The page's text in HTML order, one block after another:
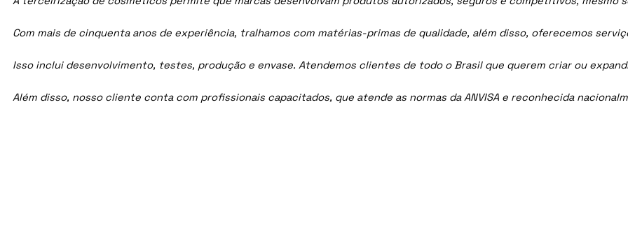
Com mais de cinquenta anos de experiência, tralhamos com matérias-primas de qualidade, além disso, oferecemos
Isso inclui desenvolvimento, testes, produção e envase. Atendemos clientes de todo o Brasil que querem criar ou
Além disso, nosso cliente conta com profissionais capacitados, que atende as normas da ANVISA e reconhecida